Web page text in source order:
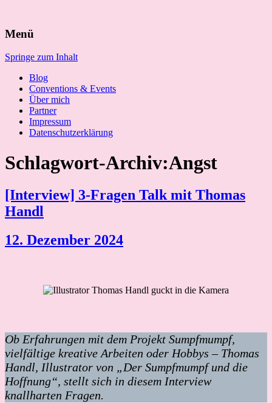
nach:
Menü
Springe zum Inhalt
Blog
Conventions & Events
Über mich
Partner
Impressum
Datenschutzerklärung
Schlagwort-Archiv:Angst
[Interview] 3-Fragen Talk mit Thomas
Handl
12. Dezember 2024
Ob Erfahrungen mit dem Projekt Sumpfmumpf,
vielfältige kreative Arbeiten oder Hobbys – Thomas
Handl, Illustrator von „Der Sumpfmumpf und die
Hoffnung“, stellt sich in diesem Interview
knallharten Fragen.